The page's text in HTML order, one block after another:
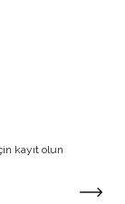
kayıt olun